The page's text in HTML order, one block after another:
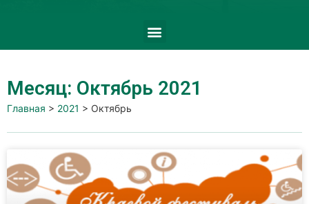
Месяц: Октябрь 2021
Главная > 2021 > Октябрь